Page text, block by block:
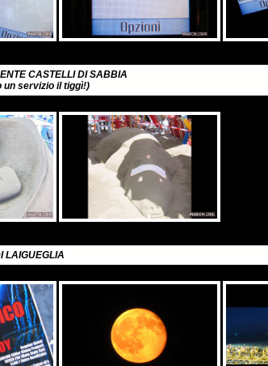
CASTELLI DI SABBIA
un servizio il tiggì!)
LAIGUEGLIA